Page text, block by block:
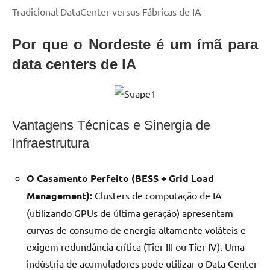
Tradicional DataCenter versus Fábricas de IA
Por que o Nordeste é um ímã para
data centers de IA
Vantagens Técnicas e Sinergia de
Infraestrutura
O Casamento Perfeito (BESS + Grid Load
Management): Clusters de computação de IA
(utilizando GPUs de última geração) apresentam
curvas de consumo de energia altamente voláteis e
exigem redundância crítica (Tier III ou Tier IV). Uma
indústria de acumuladores pode utilizar o Data Center